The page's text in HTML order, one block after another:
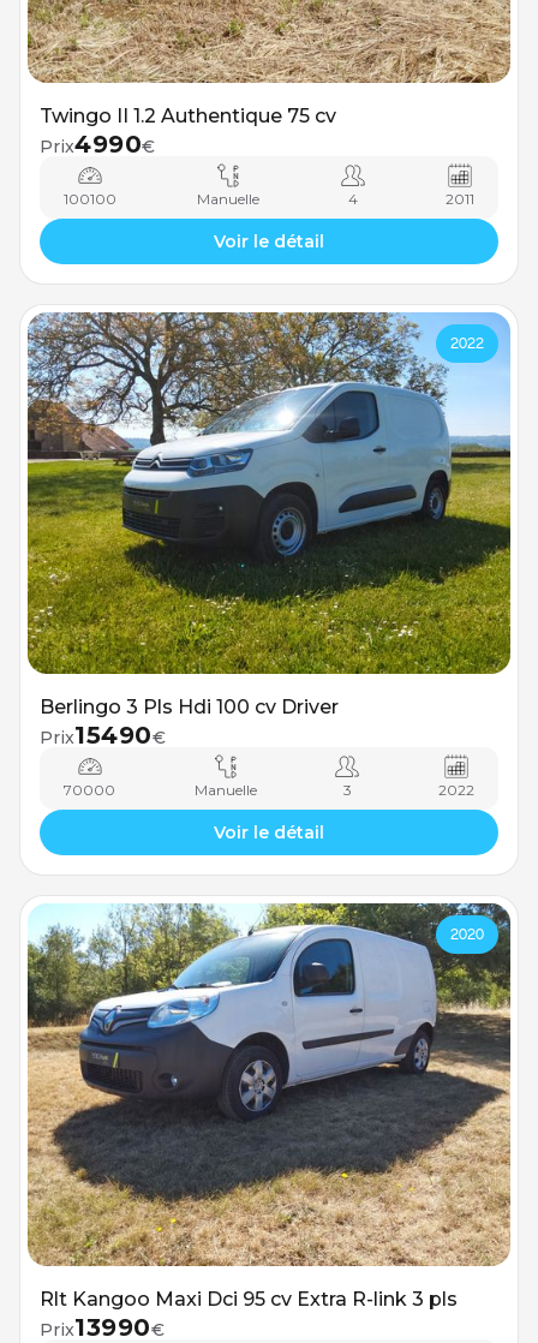
Twingo II 1.2 Authentique 75 cv
Prix4990€
100100 Manuelle 4 2011
Voir le détail
2022
Berlingo 3 Pls Hdi 100 cv Driver
Prix15490€
70000 Manuelle 3 2022
Voir le détail
2020
Rlt Kangoo Maxi Dci 95 cv Extra R-link 3 pls
Prix13990€